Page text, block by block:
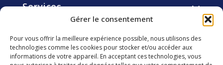
Gérer le consentement
Pour vous offrir la meilleure expérience possible, nous utilisons des
technologies comme les cookies pour stocker et/ou accéder aux
informations de votre appareil. En acceptant ces technologies, vous
Vision, mission, valeurs
Gouvernance
Éthique
Services
Services de restauration
Services de facility et utility management
smart4you solutions innovantes
Résidents
Collaborateurs
Carrière